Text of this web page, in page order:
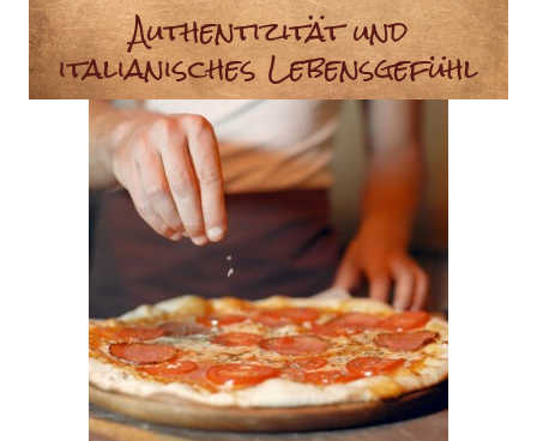
Authentizität und
italianisches Lebensgefühl